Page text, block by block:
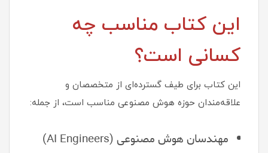
این کتاب مناسب چه
کسانی است؟
این کتاب برای طیف گسترده‌ای از متخصصان و
علاقه‌مندان حوزه هوش مصنوعی مناسب است، از جمله:
مهندسان هوش مصنوعی (AI Engineers)